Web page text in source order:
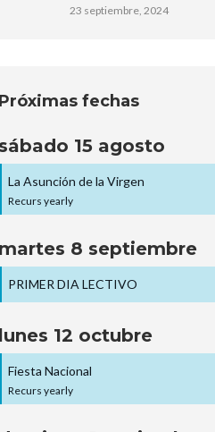
23 septiembre, 2024
Próximas fechas
sábado 15 agosto
La Asunción de la Virgen
Recurs yearly
martes 8 septiembre
PRIMER DIA LECTIVO
lunes 12 octubre
Fiesta Nacional
Recurs yearly